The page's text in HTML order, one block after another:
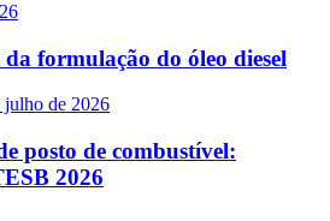
formulação do óleo diesel
julho de 2026
posto de combustível:
2026